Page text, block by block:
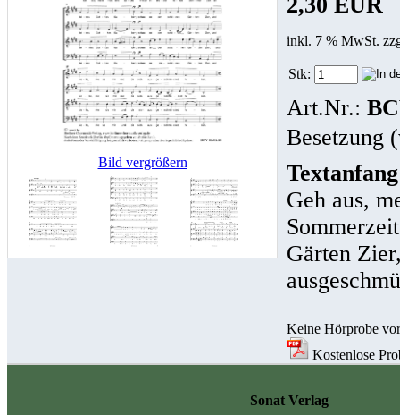
Bild vergrößern
inkl. 7 % MwSt.
Stk:
Art.Nr.:
Besetzung
Geh aus,
Gärten
Keine Hörprobe
Kostenlose
Sonat Verlag